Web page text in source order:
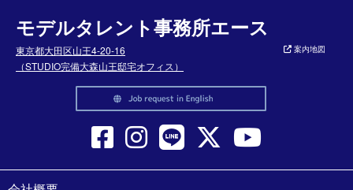
モデルタレント事務所エース
東京都大田区山王4-20-16
（STUDIO完備大森山王邸宅オフィス）
案内地図